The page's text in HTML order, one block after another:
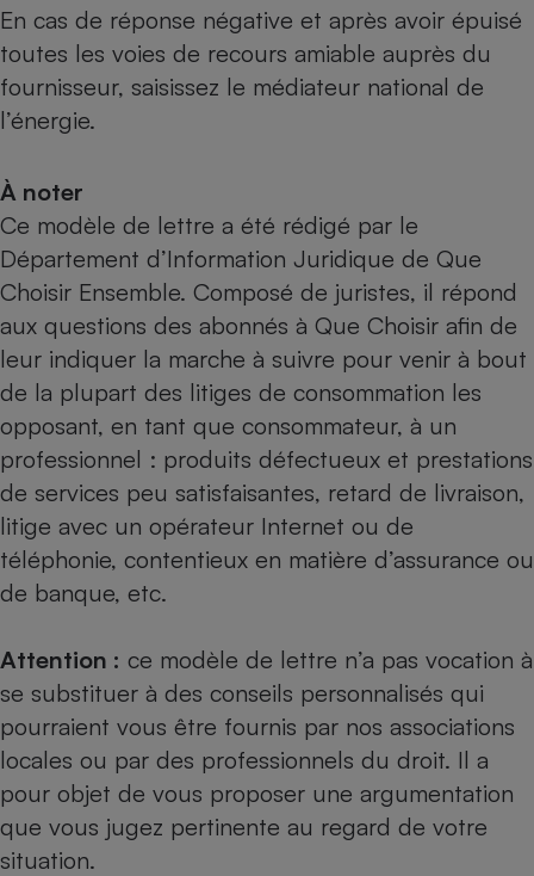
En cas de réponse négative et après avoir épuisé
toutes les voies de recours amiable auprès du
fournisseur, saisissez le médiateur national de
l’énergie.
À noter
Ce modèle de lettre a été rédigé par le
Département d’Information Juridique de Que
Choisir Ensemble. Composé de juristes, il répond
aux questions des abonnés à Que Choisir afin de
leur indiquer la marche à suivre pour venir à bout
de la plupart des litiges de consommation les
opposant, en tant que consommateur, à un
professionnel : produits défectueux et prestations
de services peu satisfaisantes, retard de livraison,
litige avec un opérateur Internet ou de
téléphonie, contentieux en matière d’assurance ou
de banque, etc.
Attention : ce modèle de lettre n’a pas vocation à
se substituer à des conseils personnalisés qui
pourraient vous être fournis par nos associations
locales ou par des professionnels du droit. Il a
pour objet de vous proposer une argumentation
que vous jugez pertinente au regard de votre
situation.